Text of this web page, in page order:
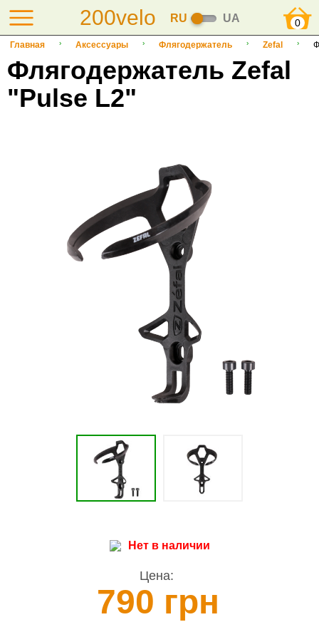
200velo RU UA 0
Главная Аксессуары Флягодержатель Zefal
Флягодержатель Zefal
"Pulse L2"
Нет в наличии
Цена:
790 грн